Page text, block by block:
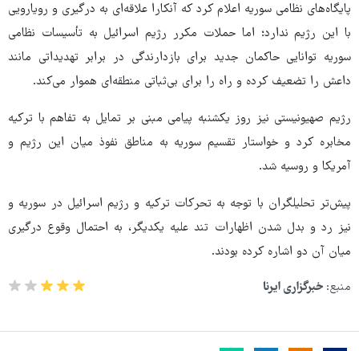
پایگاه‌های نظامی سوریه اعلام کرد که آنکارا علاقه‌ای به درگیری و رویارویی
با این رژیم ندارد؛ اما حملات مکرر رژیم اسرائیل به تأسیسات نظامی
سوریه توانایی حاکمان جدید برای بازدارندگی در برابر تهدیداتی مانند
داعش را تضعیف کرده و راه را برای بی‌ثباتی منطقه‌ای هموار می‌کند.
رژیم صهیونیستی نیز روز یکشنبه پیامی مبنی بر تمایل به تفاهم با ترکیه
مخابره کرد و خواستار تقسیم سوریه به مناطق نفوذ میان این رژیم و
آمریکا و روسیه شد.
پیش‌تر تحلیلگران با توجه به تحرکات ترکیه و رژیم اسرائیل در سوریه و
نیز رد و بدل شدن اظهارات تند علیه یکدیگر، به احتمال وقوع درگیری
میان آن دو اشاره کرده بودند.
منبع: خبرگزاری ایرنا